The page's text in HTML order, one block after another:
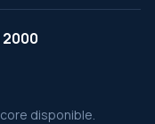
disponible.